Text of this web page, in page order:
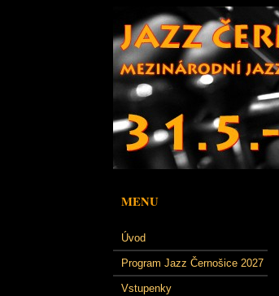
MENU
Úvod
Program Jazz Černošice 2027
Vstupenky